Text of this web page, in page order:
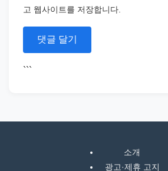
고 웹사이트를 저장합니다.
```
소개
광고·제휴 고지